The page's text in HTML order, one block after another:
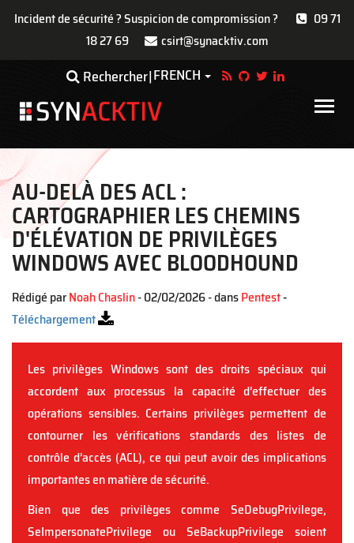
Incident de sécurité ? Suspicion de compromission ?
09 71
18 27 69
csirt@synacktiv.com
contenu
Rechercher FRENCH Toggle Dropdown
Main
AU-DELÀ DES ACL :
CARTOGRAPHIER LES CHEMINS
D'ÉLÉVATION DE PRIVILÈGES
WINDOWS AVEC BLOODHOUND
Rédigé parNoah Chaslin- 02/02/2026 - dansPentest-
Téléchargement
Les privilèges Windows sont des droits spéciaux qui
accordent aux processus la capacité d’effectuer des
opérations sensibles. Certains privilèges permettent de
contourner les vérifications standards des listes de
contrôle d’accès (ACL), ce qui peut avoir des implications
importantes en matière de sécurité.
Bien que des privilèges comme SeDebugPrivilege,
SeImpersonatePrivilege ou SeBackupPrivilege soient